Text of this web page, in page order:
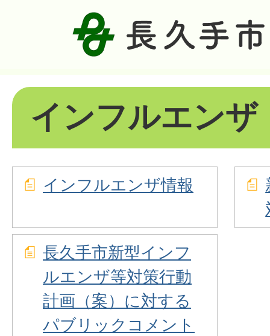
インフルエンザ
インフルエンザ情報
長久手市新型インフ
ルエンザ等対策行動
計画（案）に対する
パブリックコメント